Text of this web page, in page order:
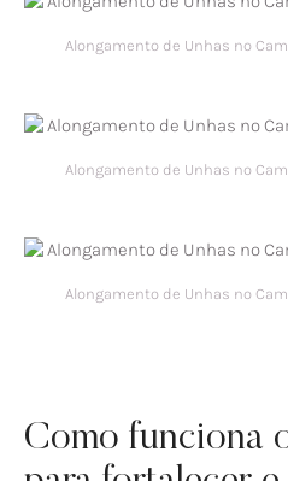
Alongamento de Unhas no
Alongamento de Unhas no
Alongamento de Unhas no
Como funciona